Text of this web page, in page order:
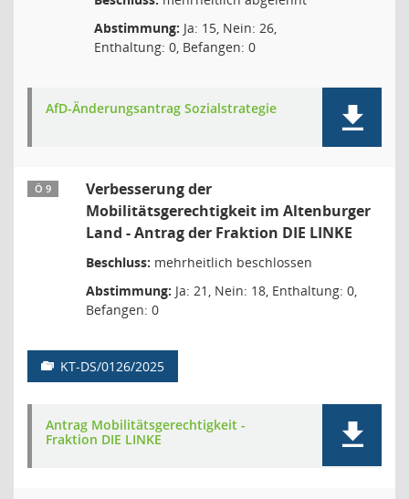
Abstimmung: Ja: 15, Nein: 26,
Enthaltung: 0, Befangen: 0
AfD-Änderungsantrag Sozialstrategie
Ö 9
Verbesserung der
Mobilitätsgerechtigkeit im Altenburger
Land - Antrag der Fraktion DIE LINKE
Beschluss: mehrheitlich beschlossen
Abstimmung: Ja: 21, Nein: 18, Enthaltung: 0,
Befangen: 0
KT-DS/0126/2025
Antrag Mobilitätsgerechtigkeit -
Fraktion DIE LINKE